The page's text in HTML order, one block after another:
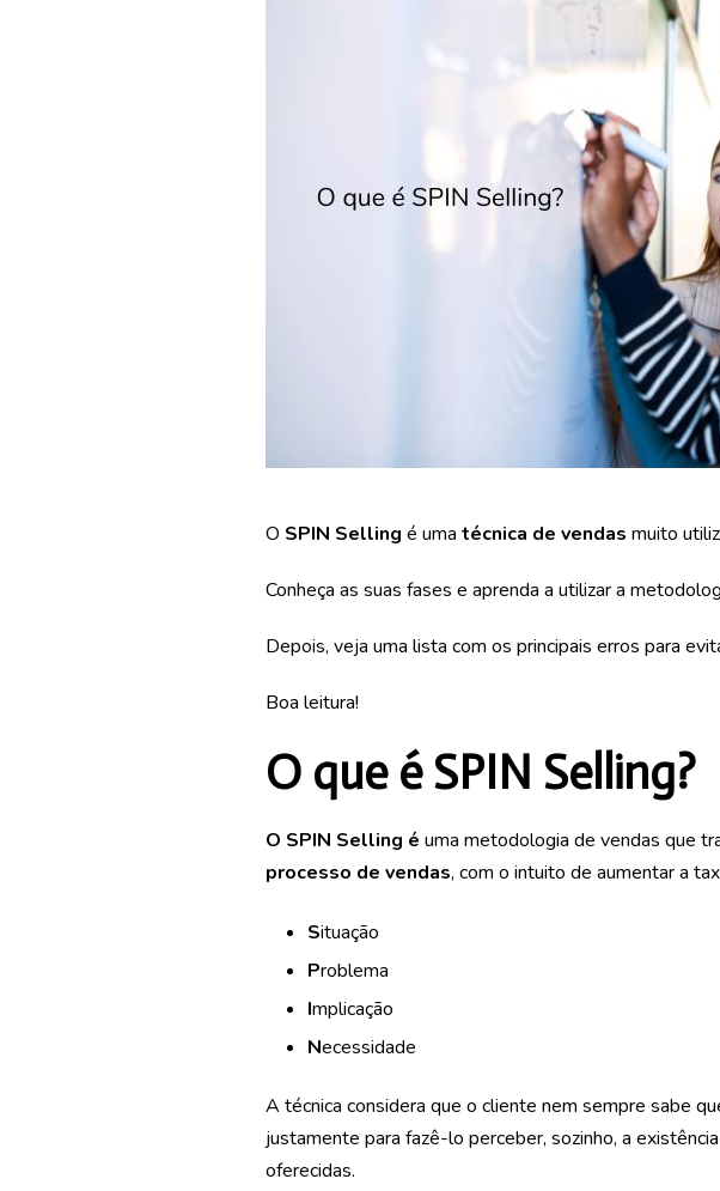
O SPIN Selling é uma técnica de vendas muito
Conheça as suas fases e aprenda a utilizar a
Depois, veja uma lista com os principais erros para
Boa leitura!
O que é SPIN Selling?
O SPIN Selling é uma metodologia de vendas que
processo de vendas, com o intuito de aumentar a
Situação
Problema
Implicação
Necessidade
A técnica considera que o cliente nem sempre sabe
justamente para fazê-lo perceber, sozinho, a
oferecidas.